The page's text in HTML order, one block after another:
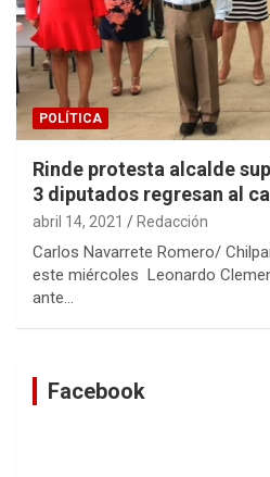
POLÍTICA
Rinde protesta alcalde
3 diputados regresan al
abril 14, 2021 Redacción
Carlos Navarrete Romero/
este miércoles Leonardo
ante…
Facebook